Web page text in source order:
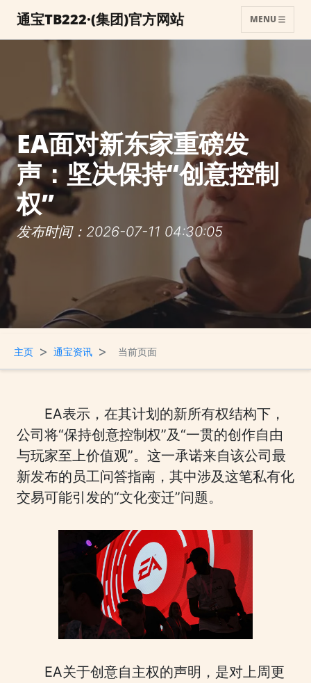
通宝TB222·(集团)官方网站 MENU
EA面对新东家重磅发
声：坚决保持“创意控制
权”
发布时间：2026-07-11 04:30:05
主页 > 通宝资讯 > 当前页面
EA表示，在其计划的新所有权结构下，
公司将“保持创意控制权”及“一贯的创作自由
与玩家至上价值观”。这一承诺来自该公司最
新发布的员工问答指南，其中涉及这笔私有化
交易可能引发的“文化变迁”问题。
EA关于创意自主权的声明，是对上周更